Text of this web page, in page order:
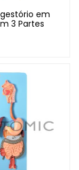
em
3 Partes